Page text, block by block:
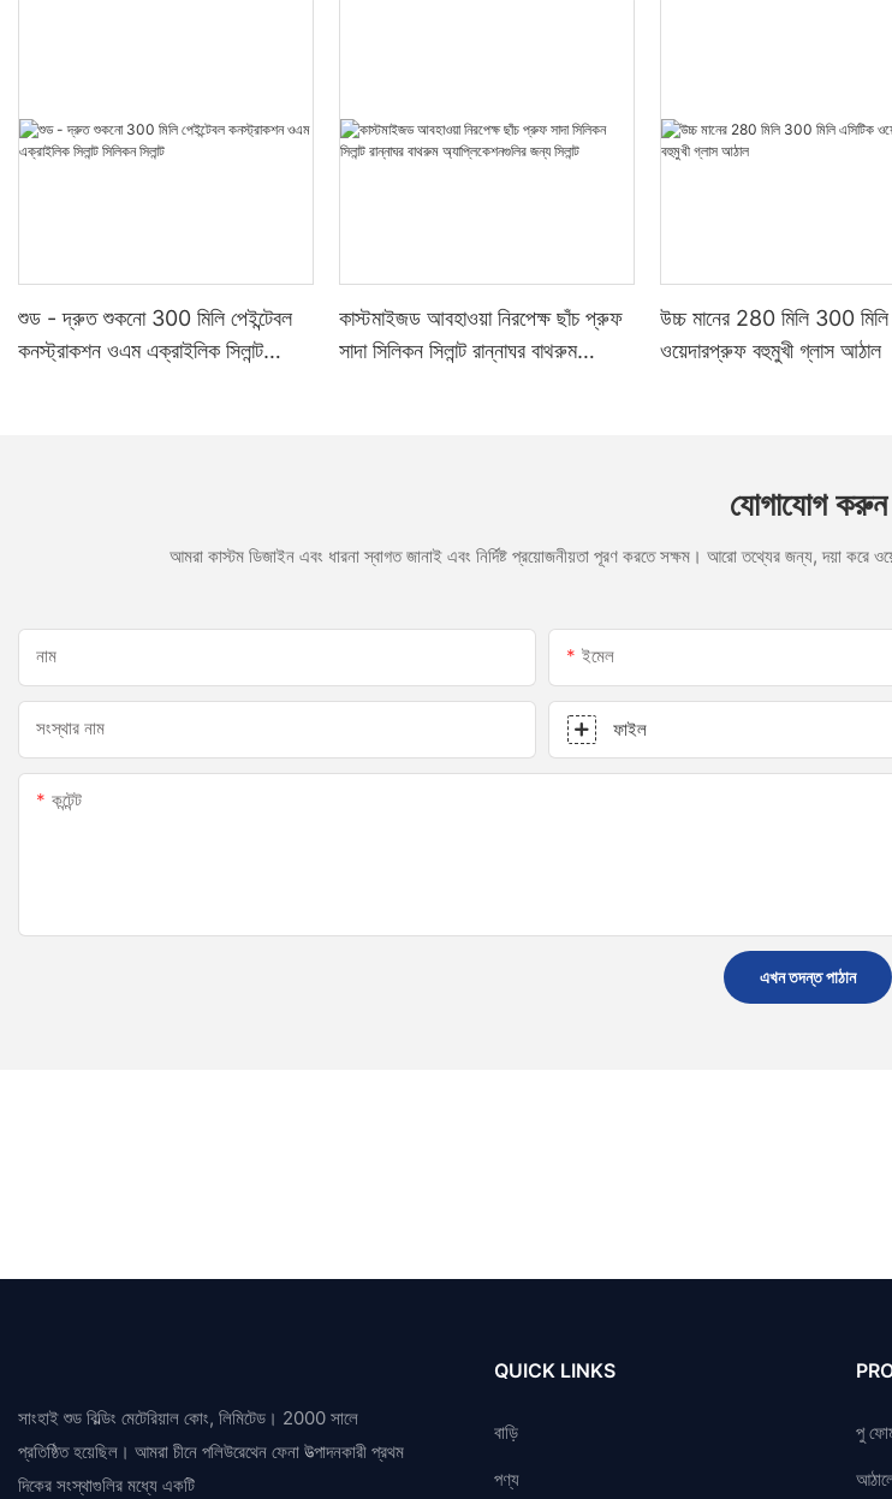
শুড - দ্রুত শুকনো 300 মিলি পেইন্টেবল
কনস্ট্রাকশন ওএম এক্রাইলিক সিলান্ট
কাস্টমাইজড আবহাওয়া নিরপেক্ষ ছাঁচ প্রুফ
সাদা সিলিকন সিলান্ট রান্নাঘর বাথরুম
উচ্চ মানের 280 মিলি 300 মিলি
ওয়েদারপ্রুফ বহুমুখী গ্লাস আঠাল
যোগাযোগ করুন
আমরা কাস্টম ডিজাইন এবং ধারনা স্বাগত জানাই এবং নির্দিষ্ট প্রয়োজনীয়তা পূরণ করতে সক্ষম। আরো তথ্যের জন্য, দয়া করে
নাম ইমেল
সংস্থার নাম ফাইল
কন্টেন্ট
এখন তদন্ত পাঠান
সাংহাই শুড বিল্ডিং মেটেরিয়াল কোং, লিমিটেড। 2000 সালে
প্রতিষ্ঠিত হয়েছিল। আমরা চীনে পলিউরেথেন ফেনা উত্পাদনকারী প্রথম
দিকের সংস্থাগুলির মধ্যে একটি
QUICK LINKS
বাড়ি
পণ্য
পু